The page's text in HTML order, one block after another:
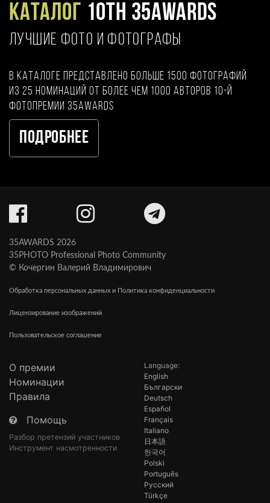
Каталог 10TH 35AWARDS
ЛУЧШИЕ ФОТО И ФОТОГРАФЫ
В каталоге представлено больше 1500 фотографий
из 25 номинаций от более чем 1000 авторов 10-й
фотопремии 35AWARDS
Подробнее
35AWARDS 2026
35PHOTO Professional Photo Community
© Кочергин Валерий Владимирович
Обработка персональных данных и Политика конфиденциальности
Лицензирование изображений
Пользовательское соглашение
О премии
Номинации
Правила
Помощь
Разбор претензий участников
Инструмент насмотренности
Language:
English
Български
Deutsch
Español
Français
Italiano
日本語
한국어
Polski
Português
Русский
Türkçe